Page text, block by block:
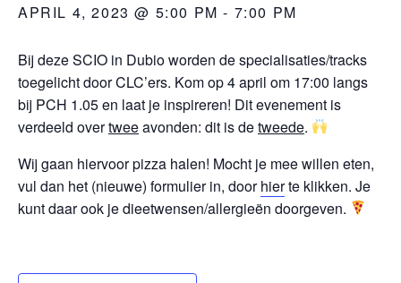
APRIL 4, 2023 @ 5:00 PM - 7:00 PM
Bij deze SCIO in Dubio worden de specialisaties/tracks
toegelicht door CLC’ers. Kom op 4 april om 17:00 langs
bij PCH 1.05 en laat je inspireren! Dit evenement is
verdeeld overtweeavonden: dit is detweede.
Wij gaan hiervoor pizza halen! Mocht je mee willen eten,
vul dan het (nieuwe) formulier in, doorhierte klikken. Je
kunt daar ook je dieetwensen/allergieën doorgeven.